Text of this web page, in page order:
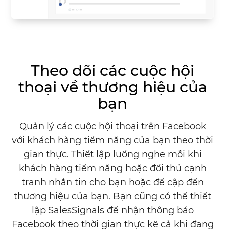
Theo dõi các cuộc hội
thoại về thương hiệu của
bạn
Quản lý các cuộc hội thoại trên Facebook
với khách hàng tiềm năng của bạn theo thời
gian thực. Thiết lập luồng nghe mỗi khi
khách hàng tiềm năng hoặc đối thủ cạnh
tranh nhắn tin cho bạn hoặc đề cập đến
thương hiệu của bạn. Bạn cũng có thể thiết
lập SalesSignals để nhận thông báo
Facebook theo thời gian thực kể cả khi đang